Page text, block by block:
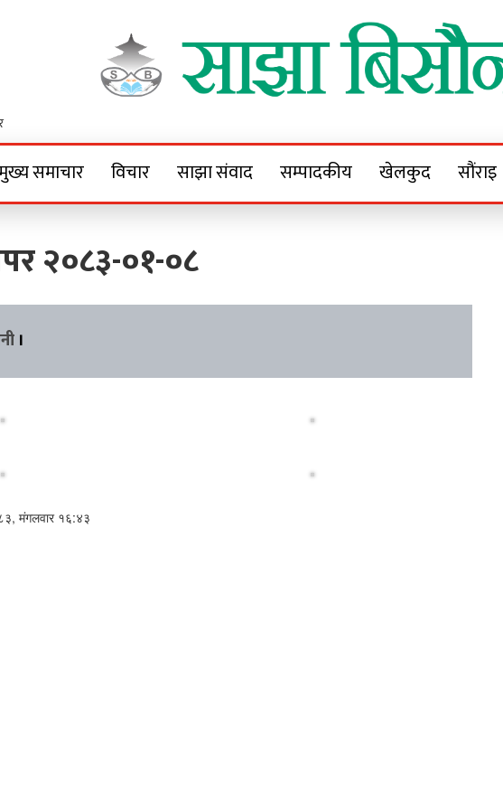
Sajha Bisaunee
समाचार विचार साझा संवाद सम्पादकीय खेलकुद सौंराइ
२०८३-०१-०८
।
मंगलवार १६:४३